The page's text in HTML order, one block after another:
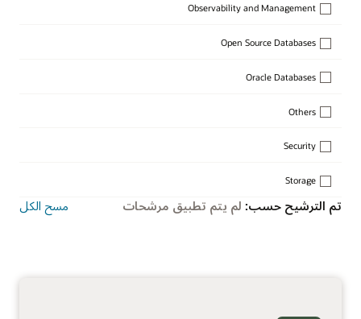
Observability and Management
Open Source Databases
Oracle Databases
Others
Security
Storage
تم الترشيح حسب: لم يتم تطبيق مرشحات مسح الكل